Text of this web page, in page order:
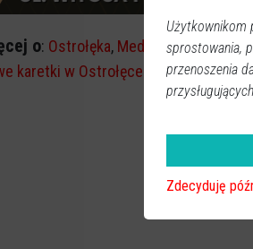
o: Ostrołęka, Meditrans Ostrołęka
karetki w Ostrołęce
Użytkownikom
sprostowania,
przenoszenia
Zdecyduję